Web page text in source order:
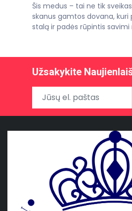
Šis medus – tai ne tik
skanus gamtos dovana, kuri
stalą ir padės rūpintis
Užsakykite